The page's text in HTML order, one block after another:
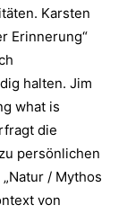
Karsten
Erinnerung“
halten. Jim
what is
die
persönlichen
/ Mythos
von